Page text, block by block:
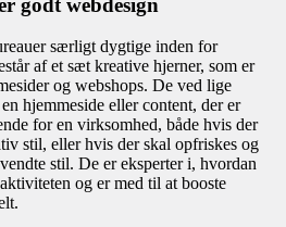
godt webdesign
særligt dygtige inden for
af et sæt kreative hjerner, som er
og webshops. De ved lige
hjemmeside eller content, der er
for en virksomhed, både hvis der
stil, eller hvis der skal opfriskes og
stil. De er eksperter i, hvordan
og er med til at booste